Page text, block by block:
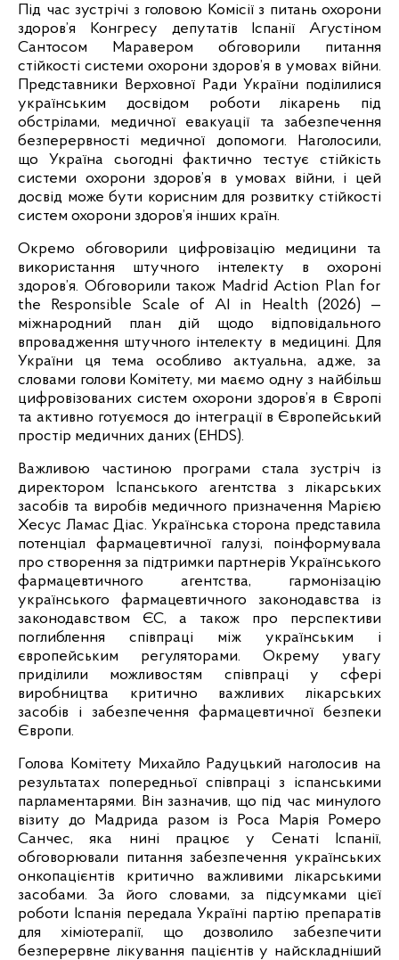
Під час зустрічі з головою Комісії з питань охорони
здоров’я Конгресу депутатів Іспанії Агустіном
Сантосом Маравером обговорили питання
стійкості системи охорони здоров’я в умовах війни.
Представники Верховної Ради України поділилися
українським досвідом роботи лікарень під
обстрілами, медичної евакуації та забезпечення
безперервності медичної допомоги. Наголосили,
що Україна сьогодні фактично тестує стійкість
системи охорони здоров’я в умовах війни, і цей
досвід може бути корисним для розвитку стійкості
систем охорони здоров’я інших країн.
Окремо обговорили цифровізацію медицини та
використання штучного інтелекту в охороні
здоров’я. Обговорили також Madrid Action Plan for
the Responsible Scale of AI in Health (2026) —
міжнародний план дій щодо відповідального
впровадження штучного інтелекту в медицині. Для
України ця тема особливо актуальна, адже, за
словами голови Комітету, ми маємо одну з найбільш
цифровізованих систем охорони здоров’я в Європі
та активно готуємося до інтеграції в Європейський
простір медичних даних (EHDS).
Важливою частиною програми стала зустріч із
директором Іспанського агентства з лікарських
засобів та виробів медичного призначення Марією
Хесус Ламас Діас. Українська сторона представила
потенціал фармацевтичної галузі, поінформувала
про створення за підтримки партнерів Українського
фармацевтичного агентства, гармонізацію
українського фармацевтичного законодавства із
законодавством ЄС, а також про перспективи
поглиблення співпраці між українським і
європейським регуляторами. Окрему увагу
приділили можливостям співпраці у сфері
виробництва критично важливих лікарських
засобів і забезпечення фармацевтичної безпеки
Європи.
Голова Комітету Михайло Радуцький наголосив на
результатах попередньої співпраці з іспанськими
парламентарями. Він зазначив, що під час минулого
візиту до Мадрида разом із Роса Марія Ромеро
Санчес, яка нині працює у Сенаті Іспанії,
обговорювали питання забезпечення українських
онкопацієнтів критично важливими лікарськими
засобами. За його словами, за підсумками цієї
роботи Іспанія передала Україні партію препаратів
для хіміотерапії, що дозволило забезпечити
безперервне лікування пацієнтів у найскладніший